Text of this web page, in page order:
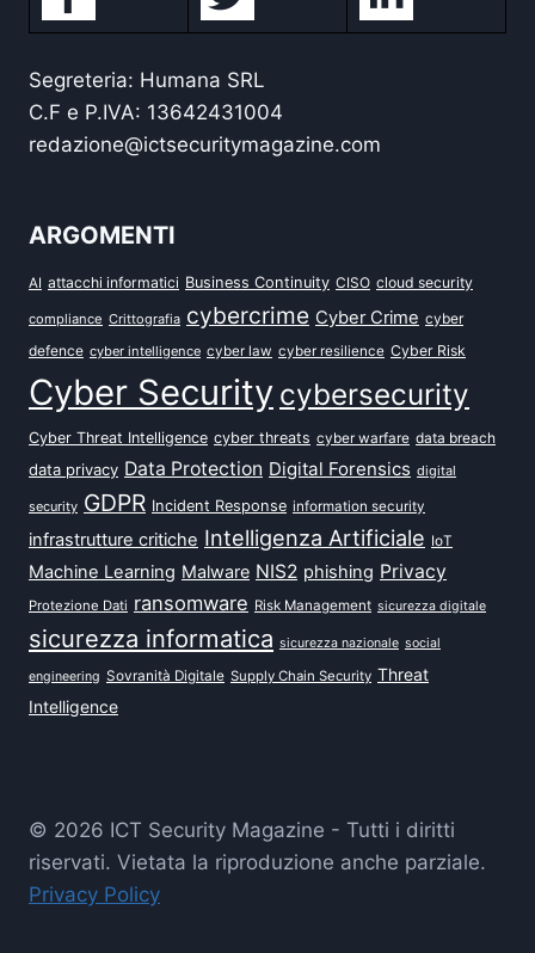
Segreteria: Humana SRL
C.F e P.IVA: 13642431004
redazione@ictsecuritymagazine.com
ARGOMENTI
AI attacchi informatici Business Continuity CISO cloud security
compliance Crittografia cybercrime Cyber Crime cyber
defence cyber intelligence cyber law cyber resilience Cyber Risk
Cyber Security cybersecurity
Cyber Threat Intelligence cyber threats cyber warfare data breach
data privacy Data Protection Digital Forensics digital
security GDPR Incident Response information security
infrastrutture critiche Intelligenza Artificiale IoT
Machine Learning Malware NIS2 phishing Privacy
Protezione Dati ransomware Risk Management sicurezza digitale
sicurezza informatica sicurezza nazionale social
engineering Sovranità Digitale Supply Chain Security Threat
Intelligence
© 2026 ICT Security Magazine - Tutti i diritti
riservati. Vietata la riproduzione anche parziale.
Privacy Policy